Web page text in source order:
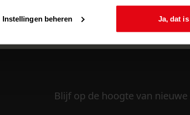
Instellingen beheren Ja, dat
Blijf op de hoogte van